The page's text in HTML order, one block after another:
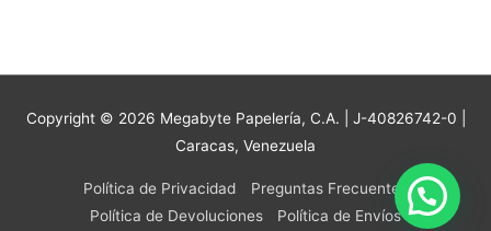
Copyright © 2026 Megabyte Papelería, C.A. | J-40826742-0 |
Caracas, Venezuela
Política de Privacidad
Preguntas Frecuentes
Política de Devoluciones
Política de Envíos